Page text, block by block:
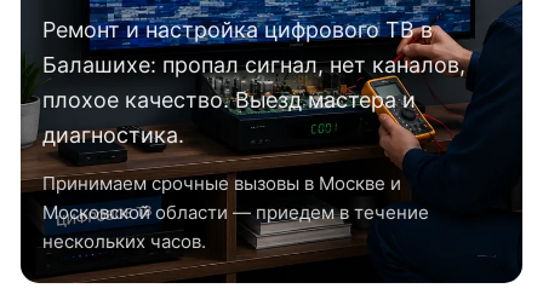
Ремонт и настройка цифрового ТВ в
Балашихе: пропал сигнал, нет каналов,
плохое качество. Выезд мастера и
диагностика.
Принимаем срочные вызовы в Москве и
Московской области — приедем в течение
нескольких часов.